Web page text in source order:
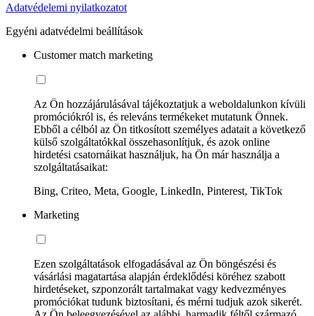
Adatvédelemi nyilatkozatot
Egyéni adatvédelmi beállítások
Customer match marketing
Az Ön hozzájárulásával tájékoztatjuk a weboldalunkon kívüli
promóciókról is, és releváns termékeket mutatunk Önnek.
Ebből a célból az Ön titkosított személyes adatait a következő
külső szolgáltatókkal összehasonlítjuk, és azok online
hirdetési csatornáikat használjuk, ha Ön már használja a
szolgáltatásaikat:
Bing, Criteo, Meta, Google, LinkedIn, Pinterest, TikTok
Marketing
Ezen szolgáltatások elfogadásával az Ön böngészési és
vásárlási magatartása alapján érdeklődési köréhez szabott
hirdetéseket, szponzorált tartalmakat vagy kedvezményes
promóciókat tudunk biztosítani, és mérni tudjuk azok sikerét.